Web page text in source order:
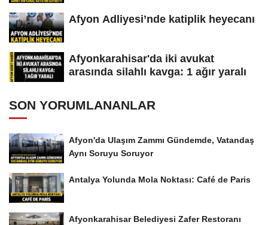
Afyon Adliyesi’nde katiplik heyecanı
Afyonkarahisar'da iki avukat
arasında silahlı kavga: 1 ağır yaralı
SON YORUMLANANLAR
Afyon'da Ulaşım Zammı Gündemde, Vatandaş
Aynı Soruyu Soruyor
Antalya Yolunda Mola Noktası: Café de Paris
Afyonkarahisar Belediyesi Zafer Restoranı